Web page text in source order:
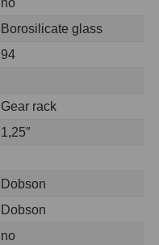
Borosilicate glass
94
Gear rack
1,25″
Dobson
Dobson
no